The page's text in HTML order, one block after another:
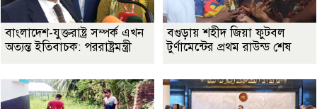
বাংলাদেশ-যুক্তরাষ্ট্র সম্পর্ক এখন
অত্যন্ত ইতিবাচক: পররাষ্ট্রমন্ত্রী
বগুড়ায় শহীদ জিয়া ফুটবল
টুর্ণামেন্টের প্রথম রাউন্ড শেষ